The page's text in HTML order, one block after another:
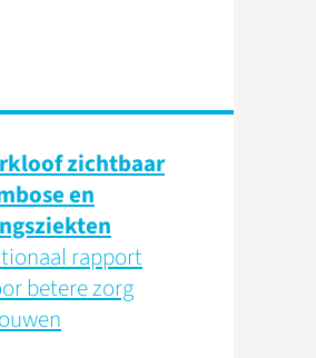
zichtbaar
en
rapport
betere zorg